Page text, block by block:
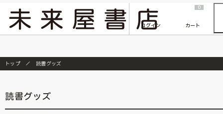
『ONE PIECE magazine 021 ONE PIECEカード付き同梱版』発売延期のご案内
ログイン
0
カート
トップ 読書グッズ
読書グッズ